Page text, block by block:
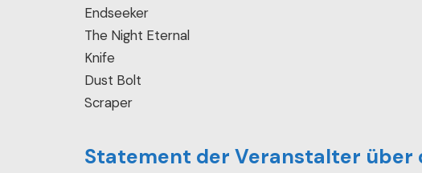
Endseeker
The Night Eternal
Knife
Dust Bolt
Scraper
Statement der Veranstalter über